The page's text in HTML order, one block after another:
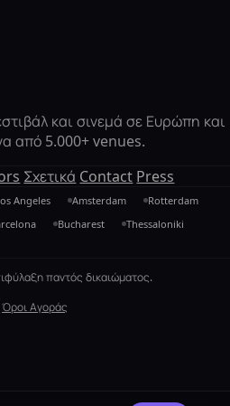
και σινεμά σε Ευρώπη και
από 5.000+ venues.
Σχετικά Contact Press
Angeles Amsterdam
Rotterdam
Bucharest
Thessaloniki
παντός δικαιώματος.
Όροι Αγοράς